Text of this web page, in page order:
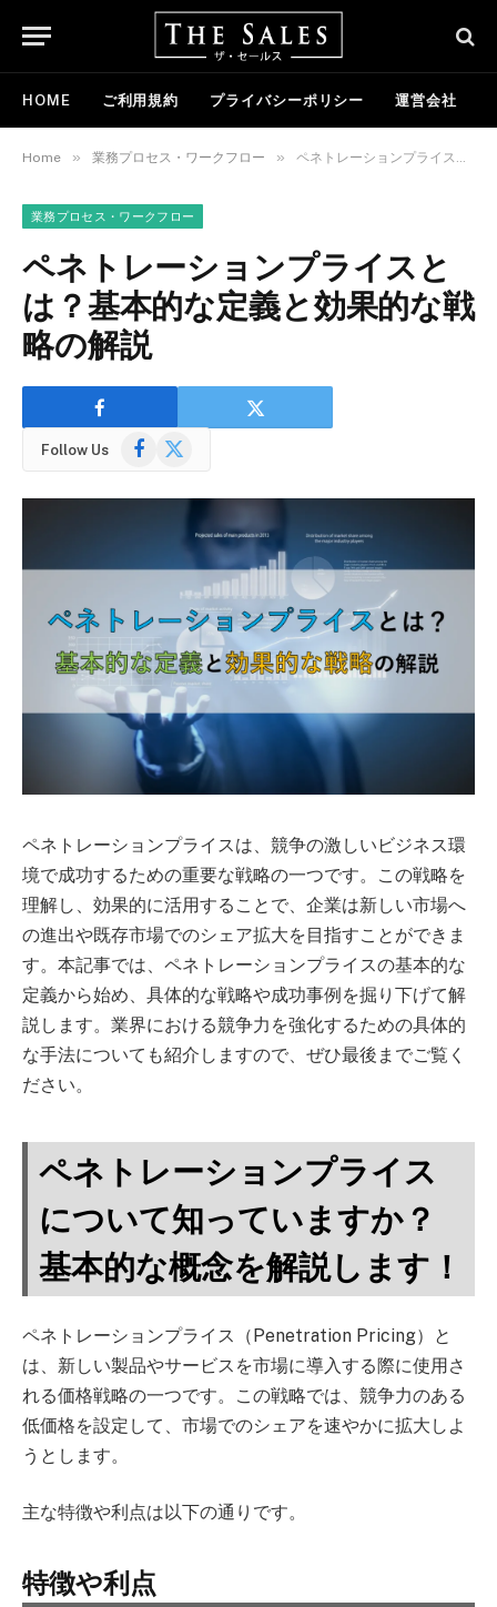
HOME ご利用規約 プライバシーポリシー 運営会社
Home » 業務プロセス・ワークフロー » ペネトレーションプライスとは？基本的な定義と効果的な戦略の解説
業務プロセス・ワークフロー
ペネトレーションプライスと
は？基本的な定義と効果的な戦
略の解説
Follow Us Facebook
X
ペネトレーションプライスは、競争の激しいビジネス環
境で成功するための重要な戦略の一つです。この戦略を
理解し、効果的に活用することで、企業は新しい市場へ
の進出や既存市場でのシェア拡大を目指すことができま
す。本記事では、ペネトレーションプライスの基本的な
定義から始め、具体的な戦略や成功事例を掘り下げて解
説します。業界における競争力を強化するための具体的
な手法についても紹介しますので、ぜひ最後までご覧く
ださい。
ペネトレーションプライス
について知っていますか？
基本的な概念を解説します！
ペネトレーションプライス（Penetration Pricing）と
は、新しい製品やサービスを市場に導入する際に使用さ
れる価格戦略の一つです。この戦略では、競争力のある
低価格を設定して、市場でのシェアを速やかに拡大しよ
うとします。
主な特徴や利点は以下の通りです。
特徴や利点